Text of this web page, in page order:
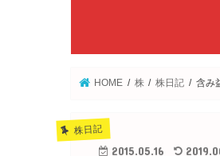
HOME 株 株日記 含み
株日記
2015.05.16